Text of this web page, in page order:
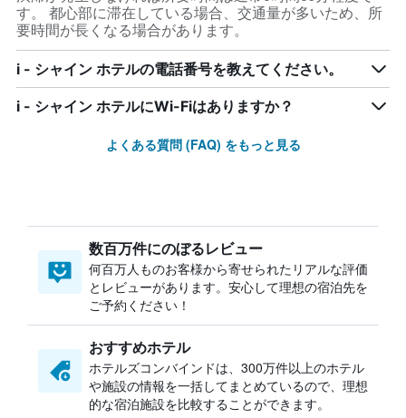
す。 都心部に滞在している場合、交通量が多いため、所
要時間が長くなる場合があります。
i - シャイン ホテルの電話番号を教えてください。
i - シャイン ホテルにWi-Fiはありますか？
よくある質問 (FAQ) をもっと見る
数百万件にのぼるレビュー
何百万人ものお客様から寄せられたリアルな評価
とレビューがあります。安心して理想の宿泊先を
ご予約ください！
おすすめホテル
ホテルズコンバインドは、300万件以上のホテル
や施設の情報を一括してまとめているので、理想
的な宿泊施設を比較することができます。